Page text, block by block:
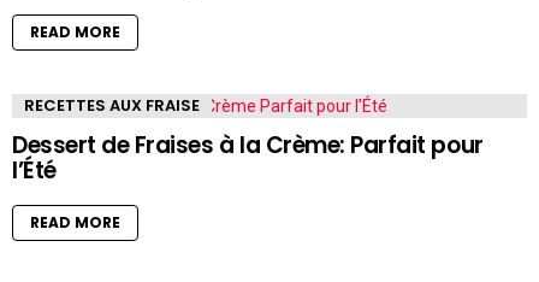
READ MORE
RECETTES AUX FRAISE
Dessert de Fraises à la Crème: Parfait pour
l’Été
READ MORE